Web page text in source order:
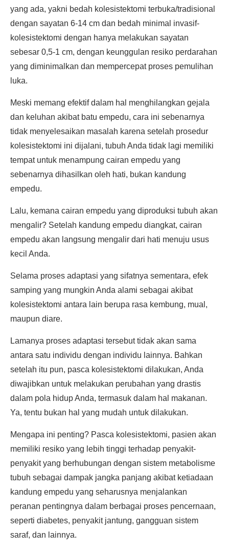
yang ada, yakni bedah kolesistektomi terbuka/tradisional
dengan sayatan 6-14 cm dan bedah minimal invasif-
kolesistektomi dengan hanya melakukan sayatan
sebesar 0,5-1 cm, dengan keunggulan resiko perdarahan
yang diminimalkan dan mempercepat proses pemulihan
luka.
Meski memang efektif dalam hal menghilangkan gejala
dan keluhan akibat batu empedu, cara ini sebenarnya
tidak menyelesaikan masalah karena setelah prosedur
kolesistektomi ini dijalani, tubuh Anda tidak lagi memiliki
tempat untuk menampung cairan empedu yang
sebenarnya dihasilkan oleh hati, bukan kandung
empedu.
Lalu, kemana cairan empedu yang diproduksi tubuh akan
mengalir? Setelah kandung empedu diangkat, cairan
empedu akan langsung mengalir dari hati menuju usus
kecil Anda.
Selama proses adaptasi yang sifatnya sementara, efek
samping yang mungkin Anda alami sebagai akibat
kolesistektomi antara lain berupa rasa kembung, mual,
maupun diare.
Lamanya proses adaptasi tersebut tidak akan sama
antara satu individu dengan individu lainnya. Bahkan
setelah itu pun, pasca kolesistektomi dilakukan, Anda
diwajibkan untuk melakukan perubahan yang drastis
dalam pola hidup Anda, termasuk dalam hal makanan.
Ya, tentu bukan hal yang mudah untuk dilakukan.
Mengapa ini penting? Pasca kolesistektomi, pasien akan
memiliki resiko yang lebih tinggi terhadap penyakit-
penyakit yang berhubungan dengan sistem metabolisme
tubuh sebagai dampak jangka panjang akibat ketiadaan
kandung empedu yang seharusnya menjalankan
peranan pentingnya dalam berbagai proses pencernaan,
seperti diabetes, penyakit jantung, gangguan sistem
saraf, dan lainnya.